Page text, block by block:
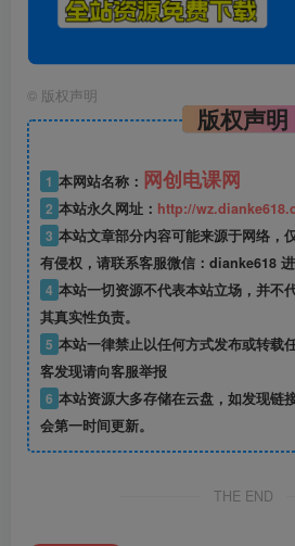
© 版权声明
版权声明
1 本网站名称： 网创电课网
2 本站永久网址： http://
3 本站文章部分内容可能来源于网络，
有侵权，请联系客服微信：dianke618 进
4 本站一切资源不代表本站立场，并不
其真实性负责。
5 本站一律禁止以任何方式发布或转载
客发现请向客服举报
6 本站资源大多存储在云盘，如发现链
会第一时间更新。
THE END